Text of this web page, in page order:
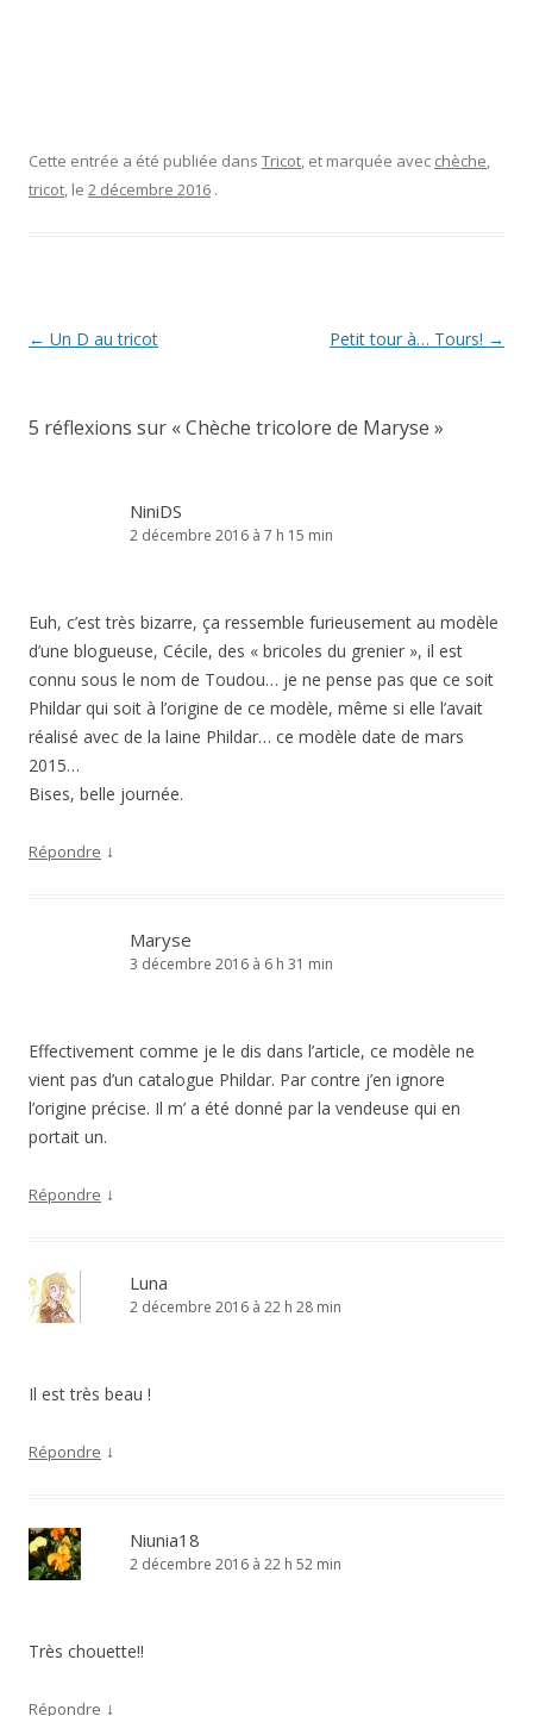
Cette entrée a été publiée dans Tricot, et marquée avec chèche,
tricot, le 2 décembre 2016 .
Navigation
← Un D au tricot Petit tour à… Tours! →
5 réflexions sur «Chèche tricolore de Maryse »
NiniDS
2 décembre 2016 à 7 h 15 min
Euh, c’est très bizarre, ça ressemble furieusement au modèle
d’une blogueuse, Cécile, des « bricoles du grenier », il est
connu sous le nom de Toudou… je ne pense pas que ce soit
Phildar qui soit à l’origine de ce modèle, même si elle l’avait
réalisé avec de la laine Phildar… ce modèle date de mars
2015…
Bises, belle journée.
Répondre ↓
Maryse
3 décembre 2016 à 6 h 31 min
Effectivement comme je le dis dans l’article, ce modèle ne
vient pas d’un catalogue Phildar. Par contre j’en ignore
l’origine précise. Il m’ a été donné par la vendeuse qui en
portait un.
Répondre ↓
Luna
2 décembre 2016 à 22 h 28 min
Il est très beau !
Répondre ↓
Niunia18
2 décembre 2016 à 22 h 52 min
Très chouette!!
Répondre ↓